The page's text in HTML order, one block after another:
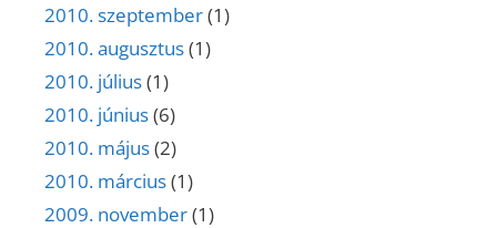
2010. szeptember(1)
2010. augusztus(1)
2010. július(1)
2010. június(6)
2010. május(2)
2010. március(1)
2009. november(1)